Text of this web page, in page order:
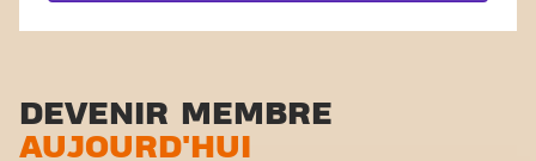
DEVENIR MEMBRE
AUJOURD'HUI